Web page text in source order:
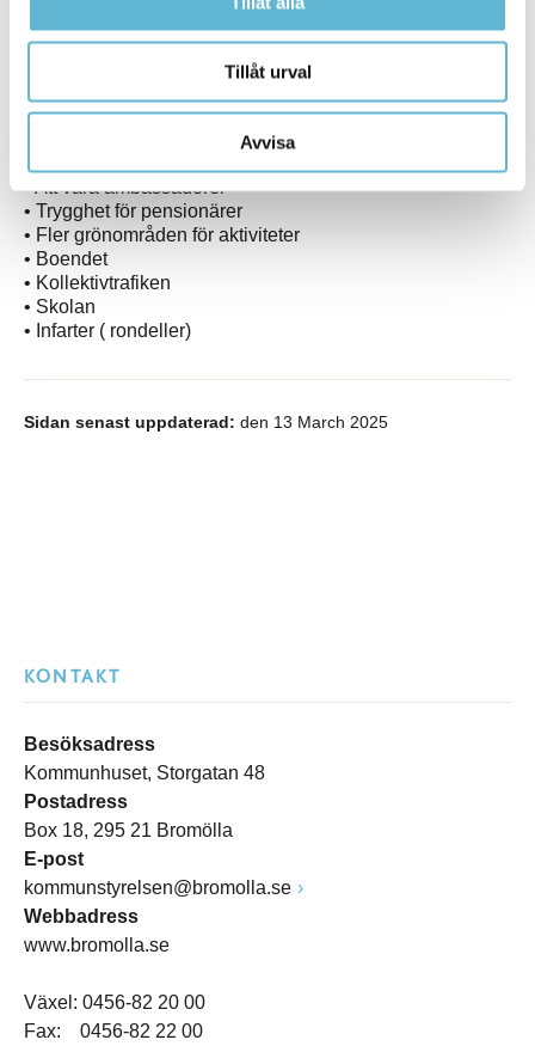
Tillåt urval
Avvisa
övriga platser
• Det finns tomter i Näsum där man kan bygga
• Grönområde bakom Tvärvägen. Flera radhus
• Farthinder på Kyrkvägen
• Att vara ambassadörer
• Trygghet för pensionärer
• Fler grönområden för aktiviteter
• Boendet
• Kollektivtrafiken
• Skolan
• Infarter ( rondeller)
Sidan senast uppdaterad: den 13 March 2025
KONTAKT
Besöksadress
Kommunhuset, Storgatan 48
Postadress
Box 18, 295 21 Bromölla
E-post
kommunstyrelsen@bromolla.se
Webbadress
www.bromolla.se
Växel: 0456-82 20 00
Fax: 0456-82 22 00